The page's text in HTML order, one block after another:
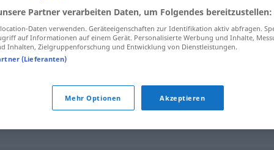
designedly
Partner verarbeiten Daten, um Folgendes bereitzustellen:
Daten verwenden. Geräteeigenschaften zur Identifikation aktiv abfragen.
auf Informationen auf einem Gerät. Personalisierte Werbung und Inhalte,
Inhalten, Zielgruppenforschung und Entwicklung von Dienstleistungen.
(Lieferanten)
Mehr Optionen Akzeptieren